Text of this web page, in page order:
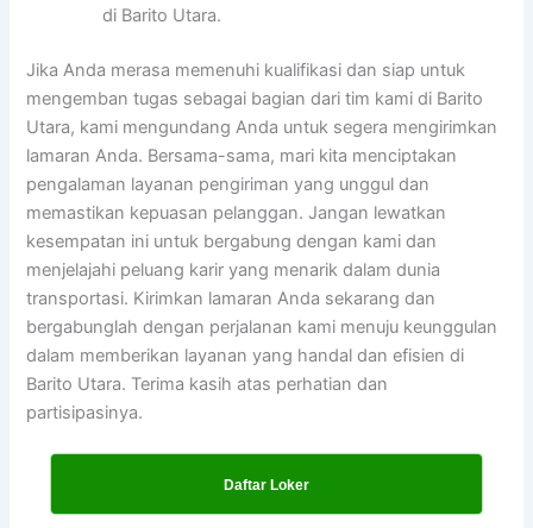
di Barito Utara.
Jika Anda merasa memenuhi kualifikasi dan siap untuk
mengemban tugas sebagai bagian dari tim kami di Barito
Utara, kami mengundang Anda untuk segera mengirimkan
lamaran Anda. Bersama-sama, mari kita menciptakan
pengalaman layanan pengiriman yang unggul dan
memastikan kepuasan pelanggan. Jangan lewatkan
kesempatan ini untuk bergabung dengan kami dan
menjelajahi peluang karir yang menarik dalam dunia
transportasi. Kirimkan lamaran Anda sekarang dan
bergabunglah dengan perjalanan kami menuju keunggulan
dalam memberikan layanan yang handal dan efisien di
Barito Utara. Terima kasih atas perhatian dan
partisipasinya.
Daftar Loker